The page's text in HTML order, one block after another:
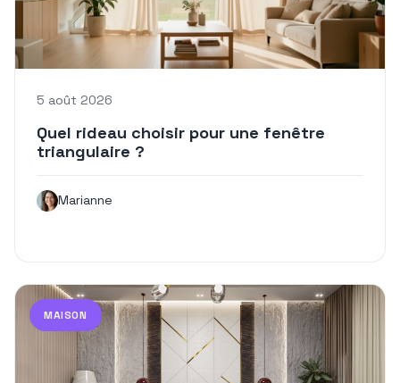
5 août 2026
Quel rideau choisir pour une fenêtre
triangulaire ?
Marianne
MAISON